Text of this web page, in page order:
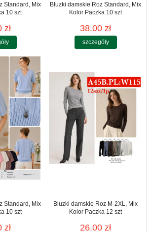
Standard, Mix
10 szt
zł
Bluzki damskie Roz Standard, Mix
Kolor Paczka 10 szt
38.00 zł
szczegóły
Standard, Mix
10 szt
zł
Bluzki damskie Roz M-2XL, Mix
Kolor Paczka 12 szt
26.00 zł